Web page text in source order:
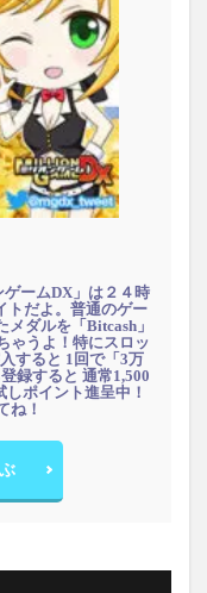
ームDX」は２４時
トだよ。普通のゲー
ダルを「Bitcash」
ゃうよ！特にスロッ
すると 1回で「3万
録すると 通常1,500
ポイント進呈中！
ね！